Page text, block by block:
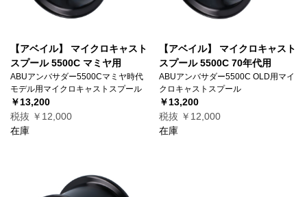
【アベイル】 マイクロキャスト
スプール 5500C マミヤ用
ABUアンバサダー5500Cマミヤ時代
モデル用マイクロキャストスプール
￥13,200
税抜 ￥12,000
在庫
【アベイル】 マイクロキャスト
スプール 5500C 70年代用
ABUアンバサダー5500C OLD用マイ
クロキャストスプール
￥13,200
税抜 ￥12,000
在庫